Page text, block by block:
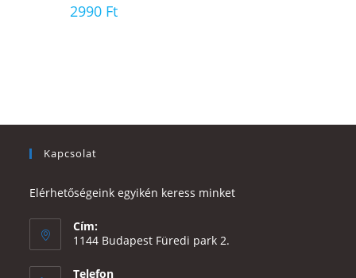
2990 Ft
Kapcsolat
Elérhetőségeink egyikén keress minket
Cím:
1144 Budapest Füredi park 2.
Telefon